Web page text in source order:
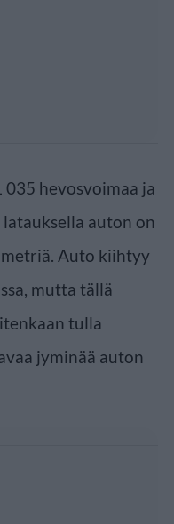
035 hevosvoimaa ja
auton on
Auto kiihtyy
mutta tällä
tulla
jyminää auton